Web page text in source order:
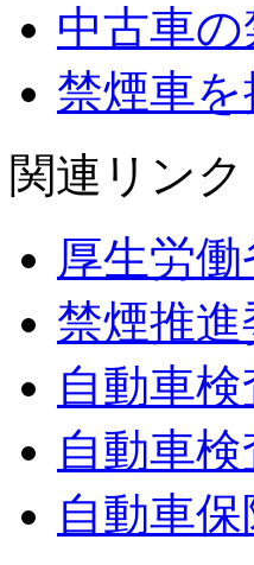
中古車
禁煙車を
関連リンク
厚生労働
禁煙推進
自動車
自動車検
自動車